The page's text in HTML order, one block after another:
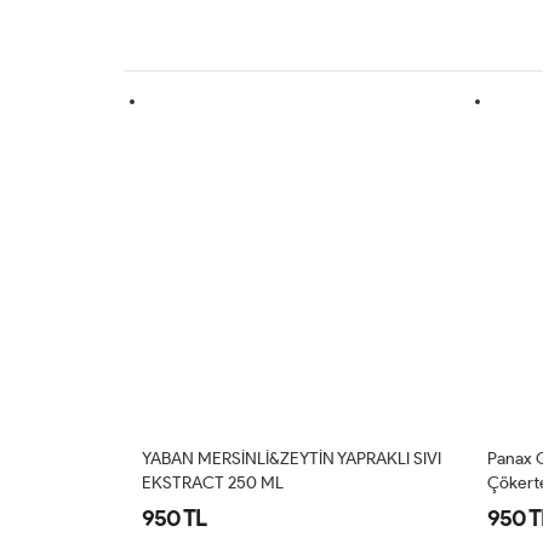
Panax Gınseng (Ginseng,Çoban
Çökerten,Karabaş Otu,Zencefil)250ML
950 TL 1.100